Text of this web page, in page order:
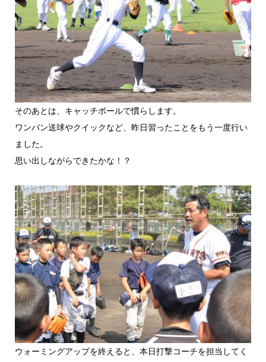
そのあとは、キャッチボールで慣らします。
ワンバン送球やクイックなど、昨日習ったことをもう一度行い
ました。
思い出しながらできたかな！？
ウォーミングアップを終えると、本日打撃コーチを担当してく